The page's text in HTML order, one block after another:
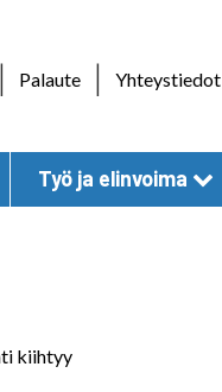
| Palaute | Yhteystiedot
Työ ja elinvoima
kiihtyy